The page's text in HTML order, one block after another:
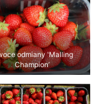
odmiany 'Malling
Champion’